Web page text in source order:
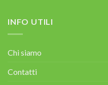
INFO UTILI
Chi siamo
Contatti